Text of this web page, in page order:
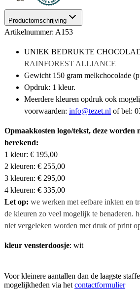
Productomschrijving
Artikelnummer: A153
UNIEK BEDRUKTE
RAINFOREST ALLIANCE
Gewicht 150 gram melkchocolade
Opdruk: 1 kleur.
Meerdere kleuren opdruk ook
voorwaarden: info@tezet.nl of bel:
Opmaakkosten logo/tekst, deze worden
berekend:
1 kleur: € 195,00
2 kleuren: € 255,00
3 kleuren: € 295,00
4 kleuren: € 335,00
Let op: we werken met eetbare inkten en
de kleuren zo veel mogelijk te benaderen.
niet vergeleken worden met druk of print
kleur vensterdoosje: wit
Voor kleinere aantallen dan de laagste
mogelijkheden via hetcontactformulier